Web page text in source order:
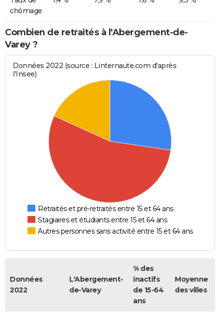
chômage
Combien de retraités à l'Abergement-de-
Varey ?
Données 2022 (source : Linternaute.com d'après
l'Insee)
Retraités et pré-retraités entre 15 et 64 ans
Stagiaires et étudiants entre 15 et 64 ans
Autres personnes sans activité entre 15 et 64 ans
Données
2022
L'Abergement-
de-Varey
% des
inactifs
de 15-64
ans
Moyenne
des villes